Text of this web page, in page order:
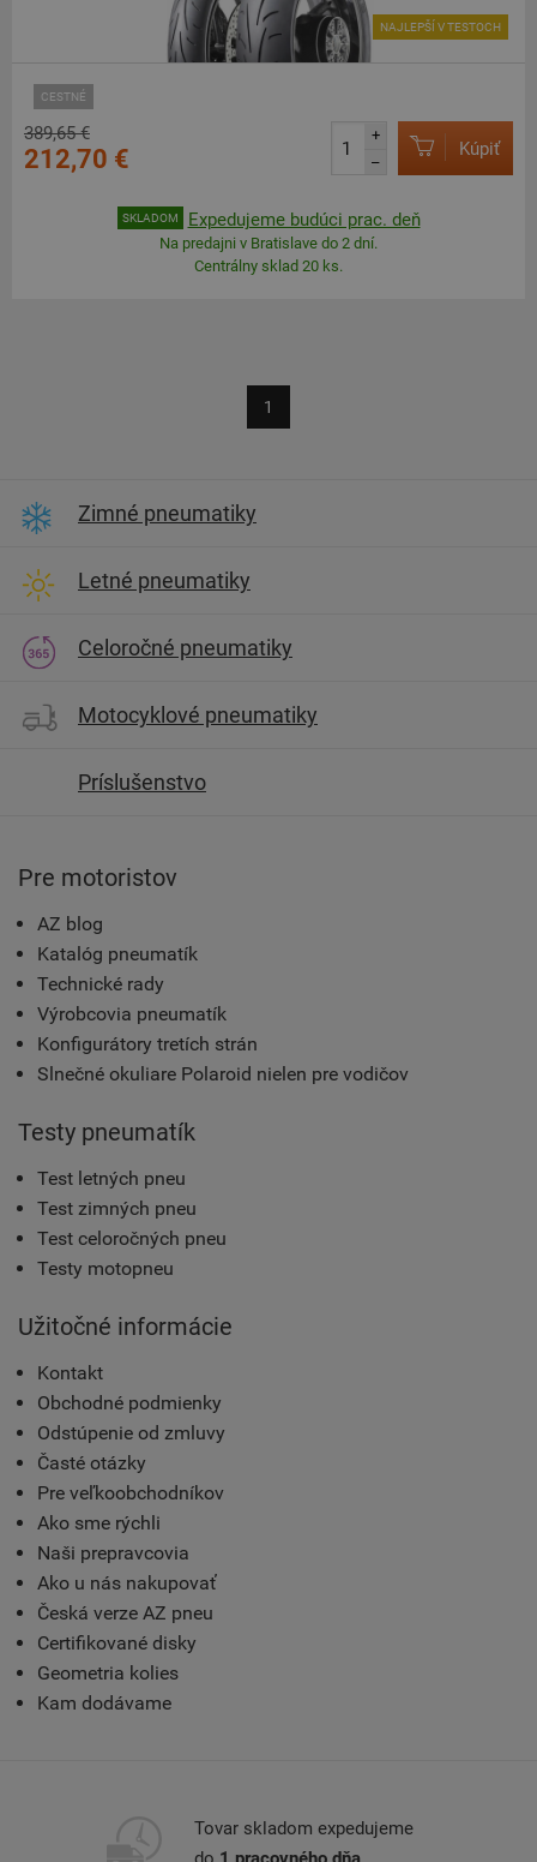
CESTNÉ
NAJLEPŠÍ V TESTOCH
389,65 €
212,70 €
+
–
Kúpiť
SKLADOM Expedujeme budúci prac. deň
Na predajni v Bratislave do 2 dní.
Centrálny sklad 20 ks.
1
Zimné pneumatiky
Letné pneumatiky
Celoročné pneumatiky
Motocyklové pneumatiky
Príslušenstvo
Pre motoristov
AZ blog
Katalóg pneumatík
Technické rady
Výrobcovia pneumatík
Konfigurátory tretích strán
Slnečné okuliare Polaroid nielen pre vodičov
Testy pneumatík
Test letných pneu
Test zimných pneu
Test celoročných pneu
Testy motopneu
Užitočné informácie
Kontakt
Obchodné podmienky
Odstúpenie od zmluvy
Časté otázky
Pre veľkoobchodníkov
Ako sme rýchli
Naši prepravcovia
Ako u nás nakupovať
Česká verze AZ pneu
Certifikované disky
Geometria kolies
Kam dodávame
Tovar skladom expedujeme